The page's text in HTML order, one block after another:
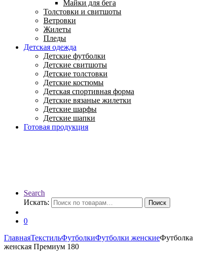
Майки для бега
Толстовки и свитшоты
Ветровки
Жилеты
Пледы
Детская одежда
Детские футболки
Детские свитшоты
Детские толстовки
Детские костюмы
Детская спортивная форма
Детские вязаные жилетки
Детские шарфы
Детские шапки
Готовая продукция
Search
Искать:
Поиск
0
ГлавнаяТекстильФутболкиФутболки женскиеФутболка
женская Премиум 180